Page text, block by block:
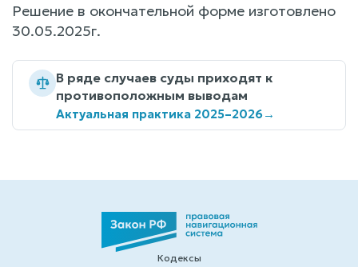
Решение в окончательной форме изготовлено
30.05.2025г.
В ряде случаев суды приходят к
противоположным выводам
Актуальная практика 2025–2026→
Кодексы